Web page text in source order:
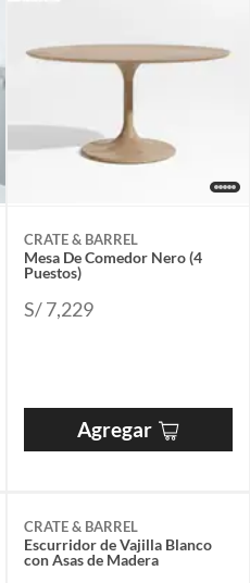
CRATE & BARREL
Mesa De Comedor Nero (4
Puestos)
S/ 7,229
Agregar
CRATE & BARREL
Escurridor de Vajilla Blanco
con Asas de Madera